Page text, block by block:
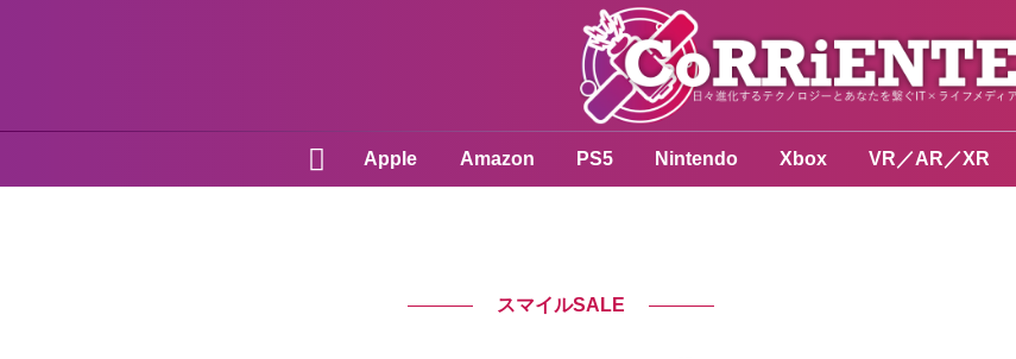
Apple Amazon PS5 Nintendo Xbox VR／AR／XR
スマイルSALE